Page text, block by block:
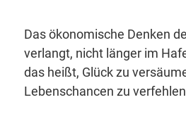
Das ökonomische Denken
verlangt, nicht länger im
das heißt, Glück zu
Lebenschancen zu